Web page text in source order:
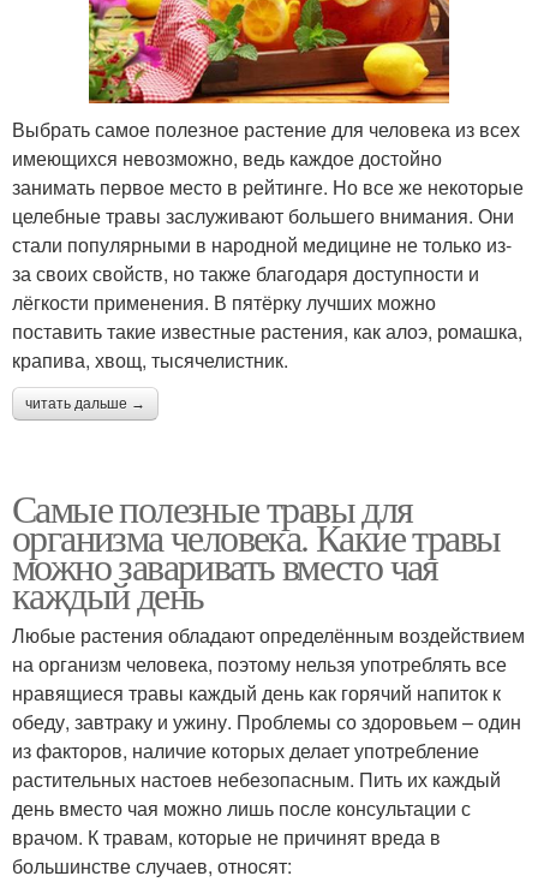
Выбрать самое полезное растение для человека из всех
имеющихся невозможно, ведь каждое достойно
занимать первое место в рейтинге. Но все же некоторые
целебные травы заслуживают большего внимания. Они
стали популярными в народной медицине не только из-
за своих свойств, но также благодаря доступности и
лёгкости применения. В пятёрку лучших можно
поставить такие известные растения, как алоэ, ромашка,
крапива, хвощ, тысячелистник.
читать дальше →
Самые полезные травы для
организма человека. Какие травы
можно заваривать вместо чая
каждый день
Любые растения обладают определённым воздействием
на организм человека, поэтому нельзя употреблять все
нравящиеся травы каждый день как горячий напиток к
обеду, завтраку и ужину. Проблемы со здоровьем – один
из факторов, наличие которых делает употребление
растительных настоев небезопасным. Пить их каждый
день вместо чая можно лишь после консультации с
врачом. К травам, которые не причинят вреда в
большинстве случаев, относят: